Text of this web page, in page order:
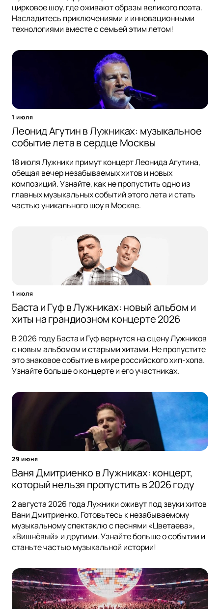
цирковое шоу, где оживают образы великого поэта.
Насладитесь приключениями и инновационными
технологиями вместе с семьей этим летом!
1 июля
Леонид Агутин в Лужниках: музыкальное
событие лета в сердце Москвы
18 июля Лужники примут концерт Леонида Агутина,
обещая вечер незабываемых хитов и новых
композиций. Узнайте, как не пропустить одно из
главных музыкальных событий этого лета и стать
частью уникального шоу в Москве.
1 июля
Баста и Гуф в Лужниках: новый альбом и
хиты на грандиозном концерте 2026
В 2026 году Баста и Гуф вернутся на сцену Лужников
с новым альбомом и старыми хитами. Не пропустите
это знаковое событие в мире российского хип-хопа.
Узнайте больше о концерте и его участниках.
29 июня
Ваня Дмитриенко в Лужниках: концерт,
который нельзя пропустить в 2026 году
2 августа 2026 года Лужники оживут под звуки хитов
Вани Дмитриенко. Готовьтесь к незабываемому
музыкальному спектаклю с песнями «Цветаева»,
«Вишнёвый» и другими. Узнайте больше о событии и
станьте частью музыкальной истории!